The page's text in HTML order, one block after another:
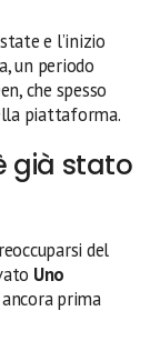
e l’inizio
un periodo
che spesso
piattaforma.
già stato
del
Uno
prima